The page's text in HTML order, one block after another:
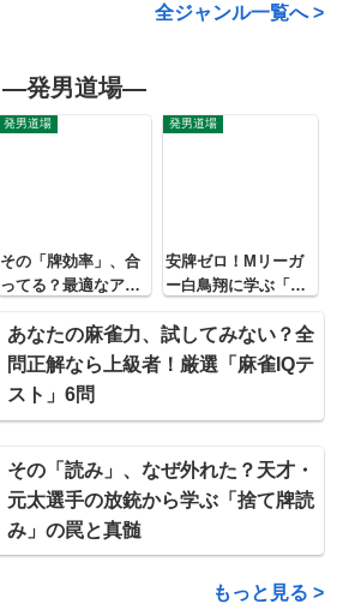
全ジャンル一覧へ >
―発男道場―
発男道場
その「牌効率」、合
ってる？最適なアガ
罠」と、上級者だけ
が知る“打たない”選
発男道場
安牌ゼロ！Mリーガ
ー白鳥翔に学ぶ「完
応方法
あなたの麻雀力、試してみない？全
問正解なら上級者！厳選「麻雀IQテ
スト」6問
その「読み」、なぜ外れた？天才・
元太選手の放銃から学ぶ「捨て牌読
み」の罠と真髄
もっと見る >